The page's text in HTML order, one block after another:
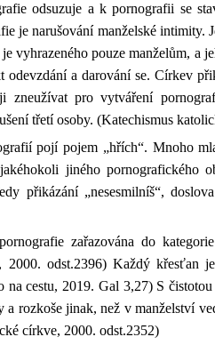
odsuzuje a k pornografii se
je narušování manželské intimity.
vyhrazeného pouze manželům, a
odevzdání a darování se. Církev
zneužívat pro vytváření
třetí osoby. (Katechismus
pojí pojem „hřích“. Mnoho
jiného pornografického
přikázání „nesesmilníš“,
zařazována do
2000. odst.2396) Každý křesťan
na cestu, 2019. Gal 3,27) S
a rozkoše jinak, než v manželství
církve, 2000. odst.2352)